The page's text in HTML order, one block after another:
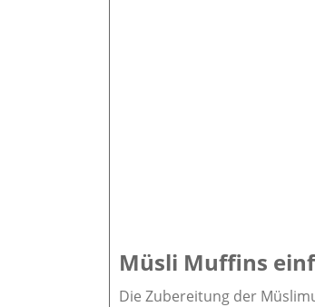
Müsli Muffins
Die Zubereitung der